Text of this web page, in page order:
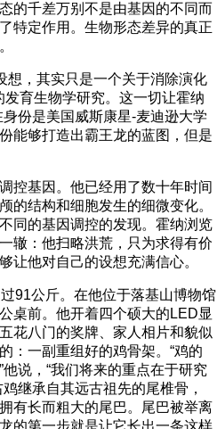
的千差万别不是由基因的不同而
特定作用。生物形态差异的真正
想，其实只是一个关于消除演化
育生物学研究。这一切让霍纳
份是美国威斯康星-麦迪逊大学
能够打造出霸王龙的蓝图，但是
控基因。他已经用了数十年时间
的结构和细胞发生的细微变化。
同的基因调控的发现。霍纳浏览
辙：他扫略洪荒，只为求得有价
让他对自己的设想充满信心。
91公斤。在他位于落基山博物馆
桌前。他开着四个硕大的LED显
花八门的奖牌、家人相片和貌似
：一副重组好的鸡骨架。“鸡的
说，“我们将来的重点在于研究
继承自其远古祖先的尾椎骨，
有长而粗大的尾巴。尾巴被举离
的第一步就是让它长出一条这样